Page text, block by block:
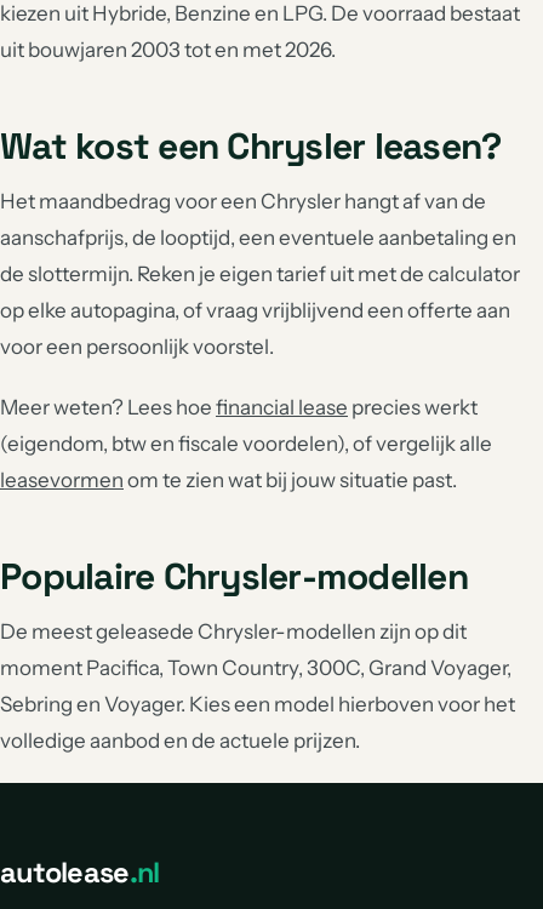
kiezen uit Hybride, Benzine en LPG. De voorraad bestaat
uit bouwjaren 2003 tot en met 2026.
Wat kost een Chrysler leasen?
Het maandbedrag voor een Chrysler hangt af van de
aanschafprijs, de looptijd, een eventuele aanbetaling en
de slottermijn. Reken je eigen tarief uit met de calculator
op elke autopagina, of vraag vrijblijvend een offerte aan
voor een persoonlijk voorstel.
Meer weten? Lees hoe financial lease precies werkt
(eigendom, btw en fiscale voordelen), of vergelijk alle
leasevormen om te zien wat bij jouw situatie past.
Populaire Chrysler-modellen
De meest geleasede Chrysler-modellen zijn op dit
moment Pacifica, Town Country, 300C, Grand Voyager,
Sebring en Voyager. Kies een model hierboven voor het
volledige aanbod en de actuele prijzen.
autolease.nl